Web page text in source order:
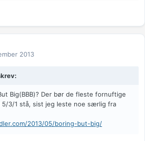
2013
Big(BBB)? Der bør de fleste fornuftige
3/1 stå, sist jeg leste noe særlig fra
2013/05/boring-but-big/